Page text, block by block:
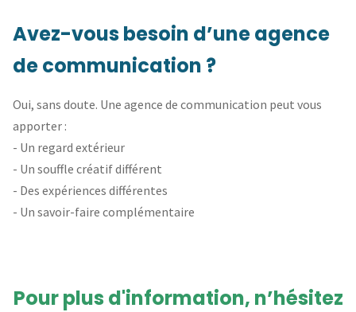
Avez-vous besoin d’une agence
de communication ?
Oui, sans doute. Une agence de communication peut vous
apporter :
- Un regard extérieur
- Un souffle créatif différent
- Des expériences différentes
- Un savoir-faire complémentaire
Pour plus d'information, n’hésitez